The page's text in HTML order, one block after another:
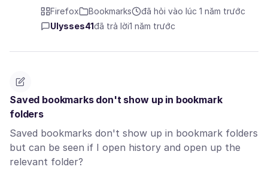
Firefox Bookmarks
đã hỏi vào lúc 1 năm trước
Ulysses41đã trả lời1 năm trước
Saved bookmarks don't show up in bookmark
folders
Saved bookmarks don't show up in bookmark folders
but can be seen if I open history and open up the
relevant folder?